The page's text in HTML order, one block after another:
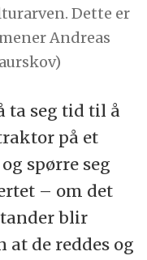
Dette er
Andreas
ta seg tid til å
på et
spørre seg
– om det
blir
at de reddes og